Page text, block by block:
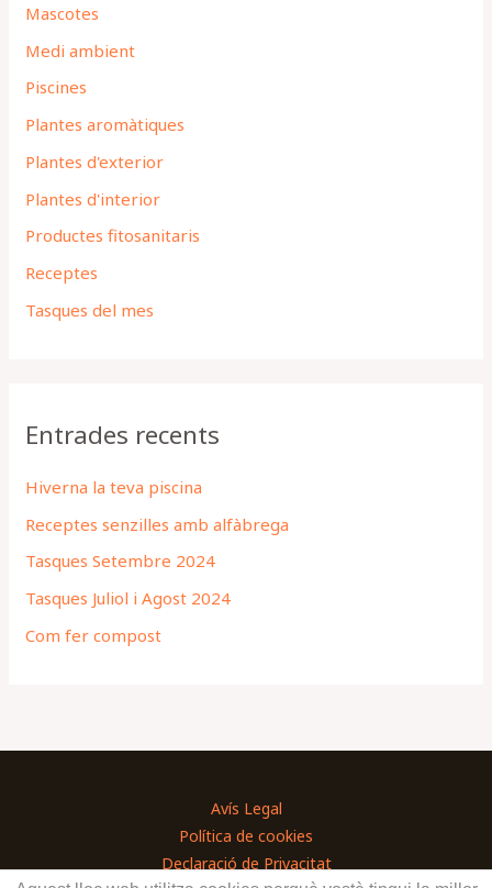
Mascotes
Medi ambient
Piscines
Plantes aromàtiques
Plantes d'exterior
Plantes d'interior
Productes fitosanitaris
Receptes
Tasques del mes
Entrades recents
Hiverna la teva piscina
Receptes senzilles amb alfàbrega
Tasques Setembre 2024
Tasques Juliol i Agost 2024
Com fer compost
Avís Legal
Política de cookies
Declaració de Privacitat